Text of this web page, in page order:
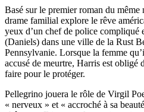
Basé sur le premier roman du
drame familial explore le rêve
yeux d’un chef de police compliqué
(Daniels) dans une ville de la Rust
Pennsylvanie. Lorsque la femme
accusé de meurtre, Harris est obligé
faire pour le protéger.
Pellegrino jouera le rôle de Virgil
« nerveux » et « accroché à sa